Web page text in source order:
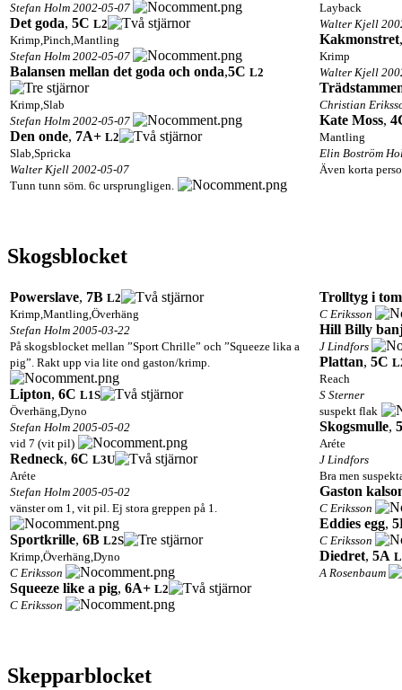
Stefan Holm 2002-05-07
Det goda, 5C L2
Krimp,Pinch,Mantling
Stefan Holm 2002-05-07
Balansen mellan det goda och onda,5C L2
Krimp,Slab
Stefan Holm 2002-05-07
Den onde, 7A+ L2
Slab,Spricka
Walter Kjell 2002-05-07
Tunn tunn söm. 6c ursprungligen.
Layback
Walter Kjell
Kakmonstret
Krimp
Walter Kjell
Christian
Kate Moss,
Mantling
Elin Boström
Även korta
Skogsblocket
Powerslave, 7B L2
Krimp,Mantling,Överhäng
Stefan Holm 2005-03-22
På skogsblocket mellan ”Sport Chrille” och ”Squeeze lika a
pig”. Rakt upp via lite ond gaston/krimp.
Lipton, 6C L1S
Överhäng,Dyno
Stefan Holm 2005-05-02
vid 7 (vit pil)
Redneck, 6C L3U
Aréte
Stefan Holm 2005-05-02
vänster om 1, vit pil. Ej stora greppen på 1.
Sportkrille, 6B L2S
Krimp,Överhäng,Dyno
C Eriksson
Squeeze like a pig, 6A+ L2
C Eriksson
Trolltyg i
C Eriksson
Hill Billy
J Lindfors
Plattan, 5C
Reach
S Sterner
suspekt flak
Skogsmulle,
Aréte
J Lindfors
Bra men
Gaston
C Eriksson
Eddies egg,
C Eriksson
Diedret, 5A
A Rosenbaum
Skepparblocket